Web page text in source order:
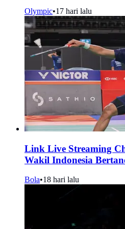
Olympic•17 hari lalu
Link Live Streaming
Wakil Indonesia
Bola•18 hari lalu